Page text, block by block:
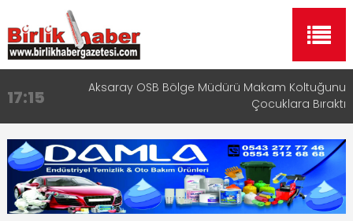
17:15
Aksaray OSB Bölge Müdürü Makam Koltuğunu
Çocuklara Bıraktı
16:00
Aksaray Esnaf Rehberi ile Google ve Yapay Zeka
Aramalarında Öne Çıkın
8:23 Aksaray Esnaf Rehberi Hizmete Girdi
11:30
Birlikhaber.com Yayın Hayatına Başladı | Hızlı ve
Akıllı Haber Platformu